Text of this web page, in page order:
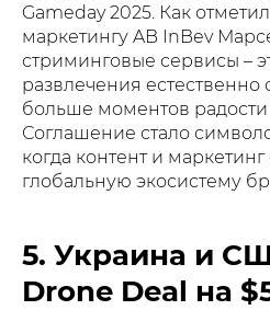
Gameday 2025. Как
маркетингу AB InBev
стриминговые сервисы –
развлечения естественно
больше моментов
Соглашение стало
когда контент и
глобальную экосистему
5. Украина и
Drone Deal на